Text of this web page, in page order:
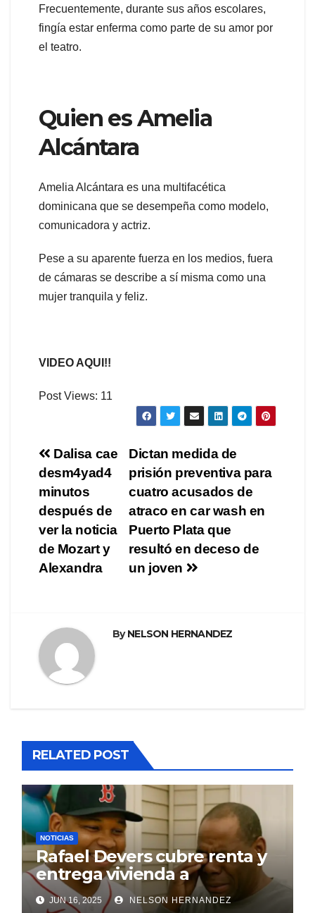
Frecuentemente, durante sus años escolares,
fingía estar enferma como parte de su amor por
el teatro.
Quien es Amelia
Alcántara
Amelia Alcántara es una multifacética
dominicana que se desempeña como modelo,
comunicadora y actriz.
Pese a su aparente fuerza en los medios, fuera
de cámaras se describe a sí misma como una
mujer tranquila y feliz.
VIDEO AQUI!!
Post Views: 11
Navegación
de
entradas
Dictan medida de
prisión preventiva para
cuatro acusados de
atraco en car wash en
Puerto Plata que
resultó en deceso de
un joven
Dalisa cae
desm4yad4
minutos
después de
ver la noticia
de Mozart y
Alexandra
ByNELSON HERNANDEZ
RELATED POST
NOTICIAS
Rafael Devers cubre renta y
entrega vivienda a
exentrenador en RD
JUN 16, 2025 NELSON HERNANDEZ